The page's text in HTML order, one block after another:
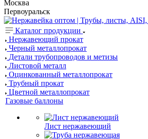
Москва
Первоуральск
Каталог продукции
Нержавеющий прокат
Черный металлопрокат
Детали трубопроводов и метизы
Листовой металл
Оцинкованный металлопрокат
Трубный прокат
Цветной металлопрокат
Газовые баллоны
Лист нержавеющий